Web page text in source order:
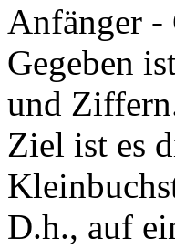
Anfänger -
Gegeben
und
Ziel ist es
D.h., auf